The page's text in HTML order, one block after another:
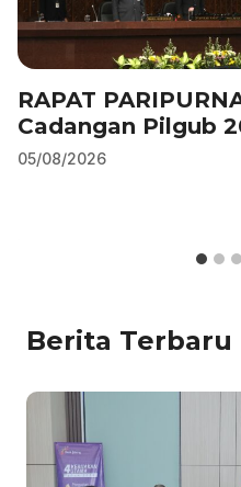
RAPAT
Cadangan Pilgub
05/08/2026
Berita Terbaru